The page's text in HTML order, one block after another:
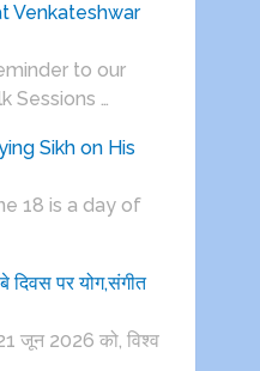
Venkateshwar
to our
Sessions …
Sikh on His
18 is a day of
पर योग,संगीत
जून 2026 को, विश्व